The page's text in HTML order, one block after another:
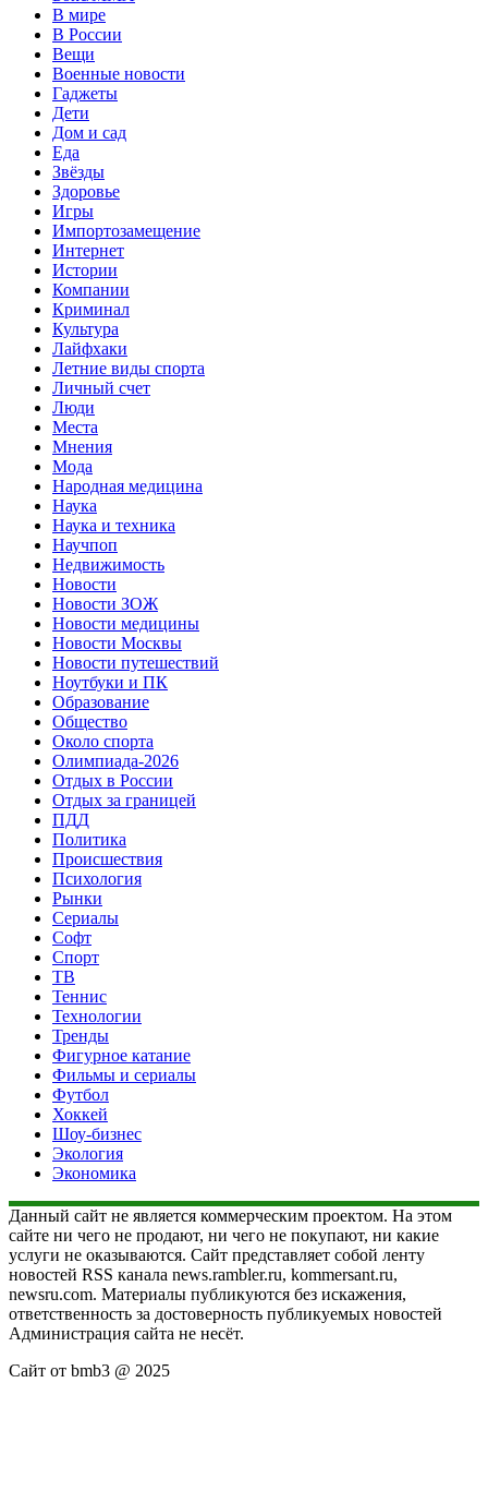
В мире
В России
Вещи
Военные новости
Гаджеты
Дети
Дом и сад
Еда
Звёзды
Здоровье
Игры
Импортозамещение
Интернет
Истории
Компании
Криминал
Культура
Лайфхаки
Летние виды спорта
Личный счет
Люди
Места
Мнения
Мода
Народная медицина
Наука
Наука и техника
Научпоп
Недвижимость
Новости
Новости ЗОЖ
Новости медицины
Новости Москвы
Новости путешествий
Ноутбуки и ПК
Образование
Общество
Около спорта
Олимпиада-2026
Отдых в России
Отдых за границей
ПДД
Политика
Происшествия
Психология
Рынки
Сериалы
Софт
Спорт
ТВ
Теннис
Технологии
Тренды
Фигурное катание
Фильмы и сериалы
Футбол
Хоккей
Шоу-бизнес
Экология
Экономика
Данный сайт не является коммерческим проектом. На этом
сайте ни чего не продают, ни чего не покупают, ни какие
услуги не оказываются. Сайт представляет собой ленту
новостей RSS канала news.rambler.ru, kommersant.ru,
newsru.com. Материалы публикуются без искажения,
ответственность за достоверность публикуемых новостей
Администрация сайта не несёт.
Сайт от bmb3 @ 2025